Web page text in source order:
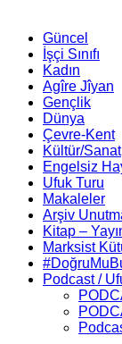
Güncel
İşçi Sınıfı
Kadın
Agîre Jîyan
Gençlik
Dünya
Çevre-Kent
Kültür/Sanat
Engelsiz
Ufuk Turu
Makaleler
Arşiv
Kitap –
Marksist
Podcast /